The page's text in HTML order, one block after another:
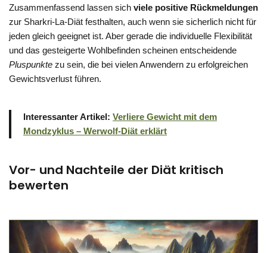
Zusammenfassend lassen sich viele positive Rückmeldungen
zur Sharkri-La-Diät festhalten, auch wenn sie sicherlich nicht für
jeden gleich geeignet ist. Aber gerade die individuelle Flexibilität
und das gesteigerte Wohlbefinden scheinen entscheidende
Pluspunkte zu sein, die bei vielen Anwendern zu erfolgreichen
Gewichtsverlust führen.
Interessanter Artikel: Verliere Gewicht mit dem
Mondzyklus – Werwolf-Diät erklärt
Vor- und Nachteile der Diät kritisch
bewerten